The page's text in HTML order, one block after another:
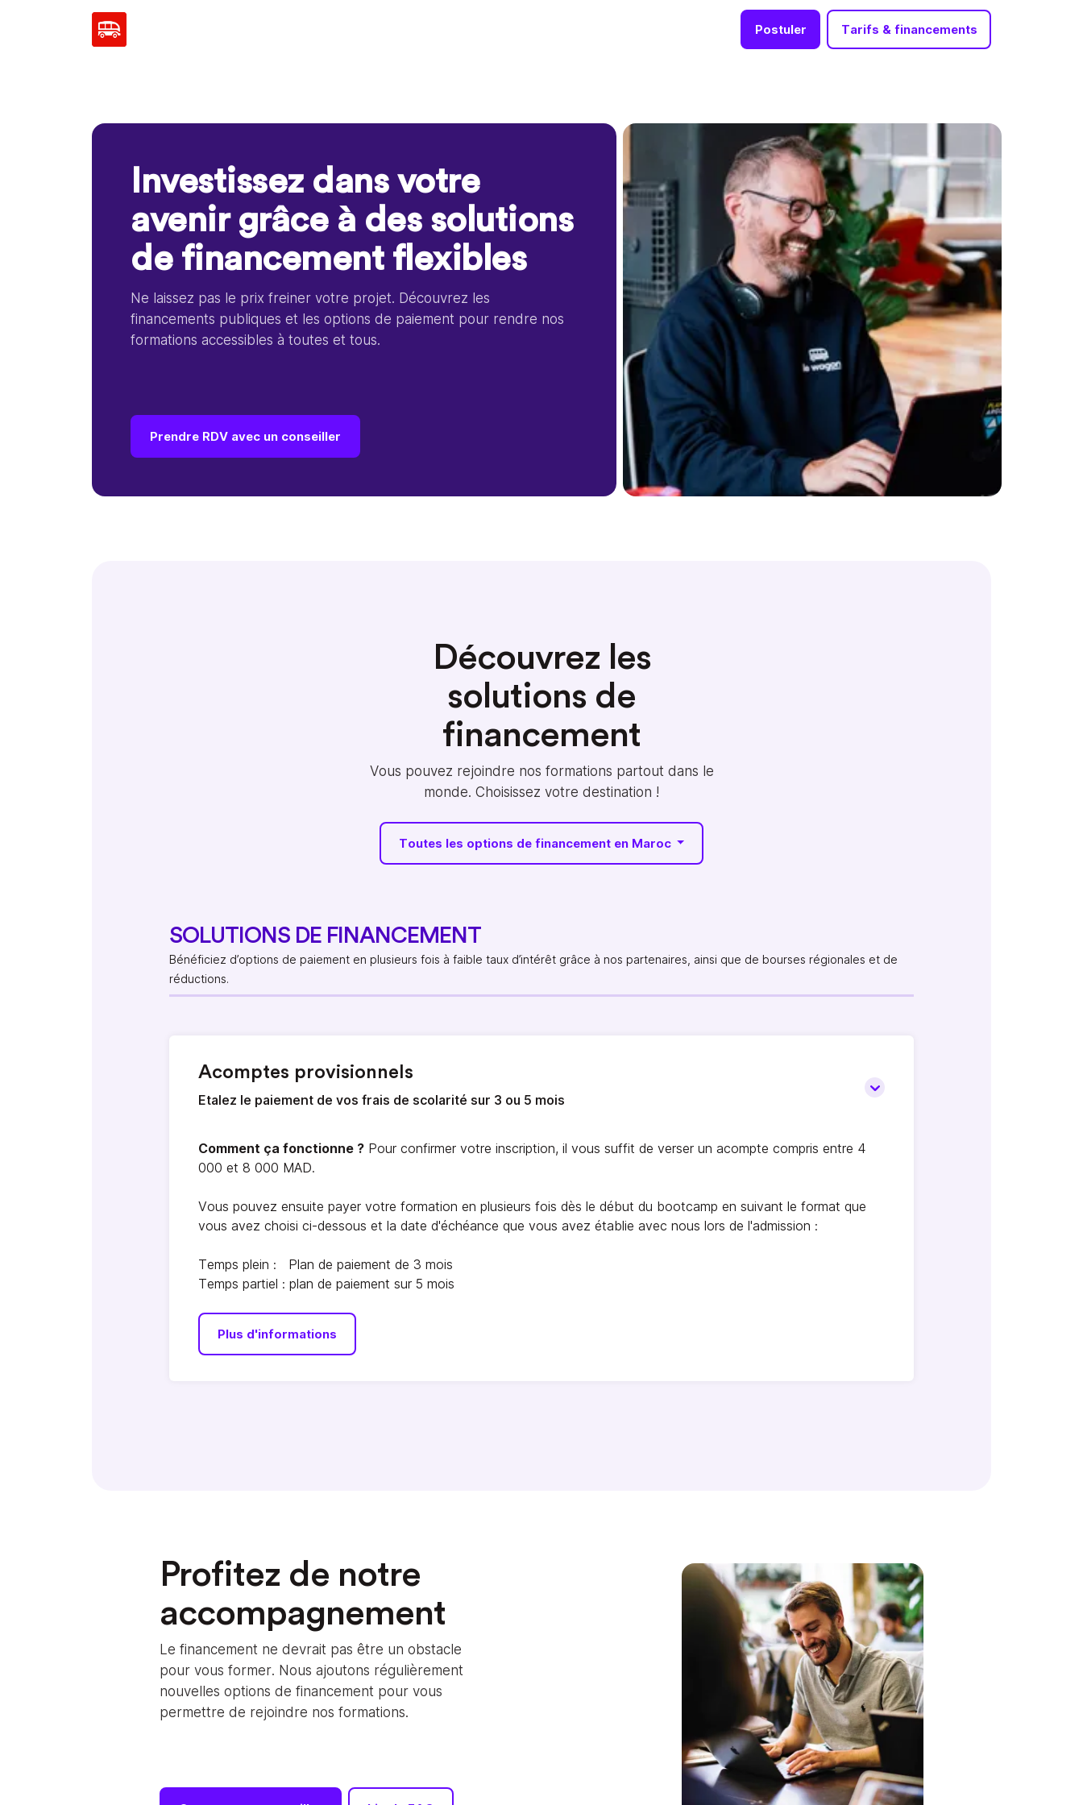
Postuler Tarifs & financements
Investissez dans votre
avenir grâce à des solutions
de financement flexibles
Ne laissez pas le prix freiner votre projet. Découvrez les
financements publiques et les options de paiement pour rendre nos
formations accessibles à toutes et tous.
Prendre RDV avec un conseiller
Découvrez les
solutions de
financement
Vous pouvez rejoindre nos formations partout dans le
monde. Choisissez votre destination !
Toutes les options de financement en Maroc
SOLUTIONS DE FINANCEMENT
Bénéficiez d’options de paiement en plusieurs fois à faible taux d’intérêt grâce à nos partenaires, ainsi que de bourses régionales et de
réductions.
Acomptes provisionnels
Etalez le paiement de vos frais de scolarité sur 3 ou 5 mois
Comment ça fonctionne ? Pour confirmer votre inscription, il vous suffit de verser un acompte compris entre 4
000 et 8 000 MAD.
Vous pouvez ensuite payer votre formation en plusieurs fois dès le début du bootcamp en suivant le format que
vous avez choisi ci-dessous et la date d'échéance que vous avez établie avec nous lors de l'admission :
Temps plein : Plan de paiement de 3 mois
Temps partiel : plan de paiement sur 5 mois
Plus d'informations
Profitez de notre
accompagnement
Le financement ne devrait pas être un obstacle
pour vous former. Nous ajoutons régulièrement
nouvelles options de financement pour vous
permettre de rejoindre nos formations.